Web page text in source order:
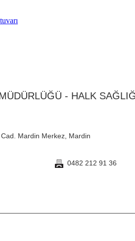
- HALK
Mardin Merkez, Mardin
0482 212 91 36